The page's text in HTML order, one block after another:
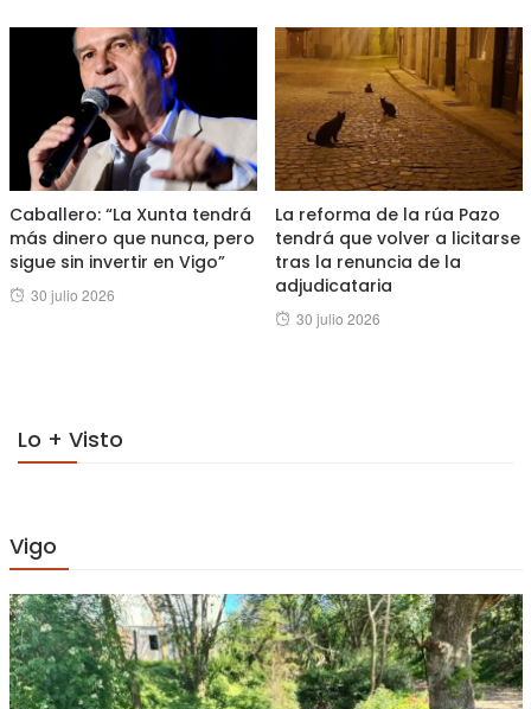
Caballero: “La Xunta tendrá
más dinero que nunca, pero
sigue sin invertir en Vigo”
Posted
30 julio 2026
La reforma de la rúa Pazo
tendrá que volver a licitarse
tras la renuncia de la
adjudicataria
Posted
30 julio 2026
Lo + Visto
Vigo